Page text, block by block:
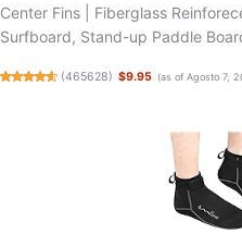
Center Fins | Fiberglass
Surfboard, Stand-up Paddle
(465628) $9.95 (as of Agosto 7,